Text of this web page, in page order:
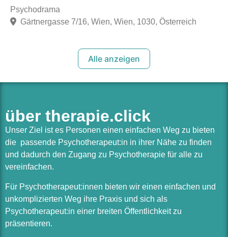
Psychodrama
Gärtnergasse 7/16, Wien, Wien, 1030, Österreich
Alle anzeigen
über therapie.click
Unser Ziel ist es Personen einen einfachen Weg zu bieten
die passende Psychotherapeut:in in ihrer Nähe zu finden
und dadurch den Zugang zu Psychotherapie für alle zu
vereinfachen.
Für Psychotherapeut:innen bieten wir einen einfachen und
unkomplizierten Weg ihre Praxis und sich als
Psychotherapeut:in einer breiten Öffentlichkeit zu
präsentieren.